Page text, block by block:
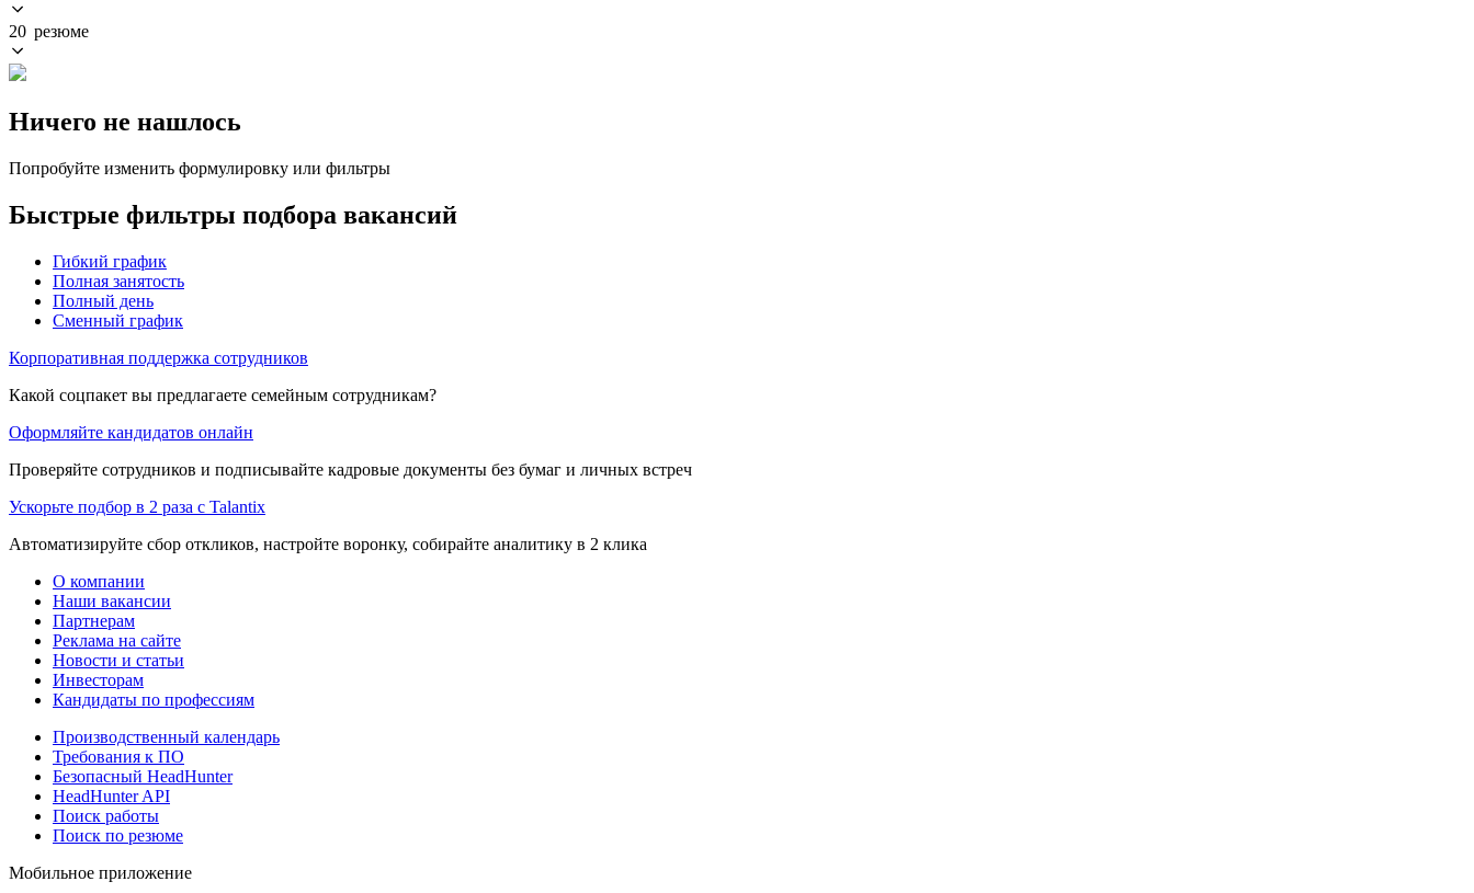
20 резюме
Ничего не нашлось
Попробуйте изменить формулировку или фильтры
Быстрые фильтры подбора вакансий
Гибкий график
Полная занятость
Полный день
Сменный график
Корпоративная поддержка сотрудников
Какой соцпакет вы предлагаете семейным сотрудникам?
Оформляйте кандидатов онлайн
Проверяйте сотрудников и подписывайте кадровые документы без бумаг и личных встреч
Ускорьте подбор в 2 раза с Talantix
Автоматизируйте сбор откликов, настройте воронку, собирайте аналитику в 2 клика
О компании
Наши вакансии
Партнерам
Реклама на сайте
Новости и статьи
Инвесторам
Кандидаты по профессиям
Производственный календарь
Требования к ПО
Безопасный HeadHunter
HeadHunter API
Поиск работы
Поиск по резюме
Мобильное приложение